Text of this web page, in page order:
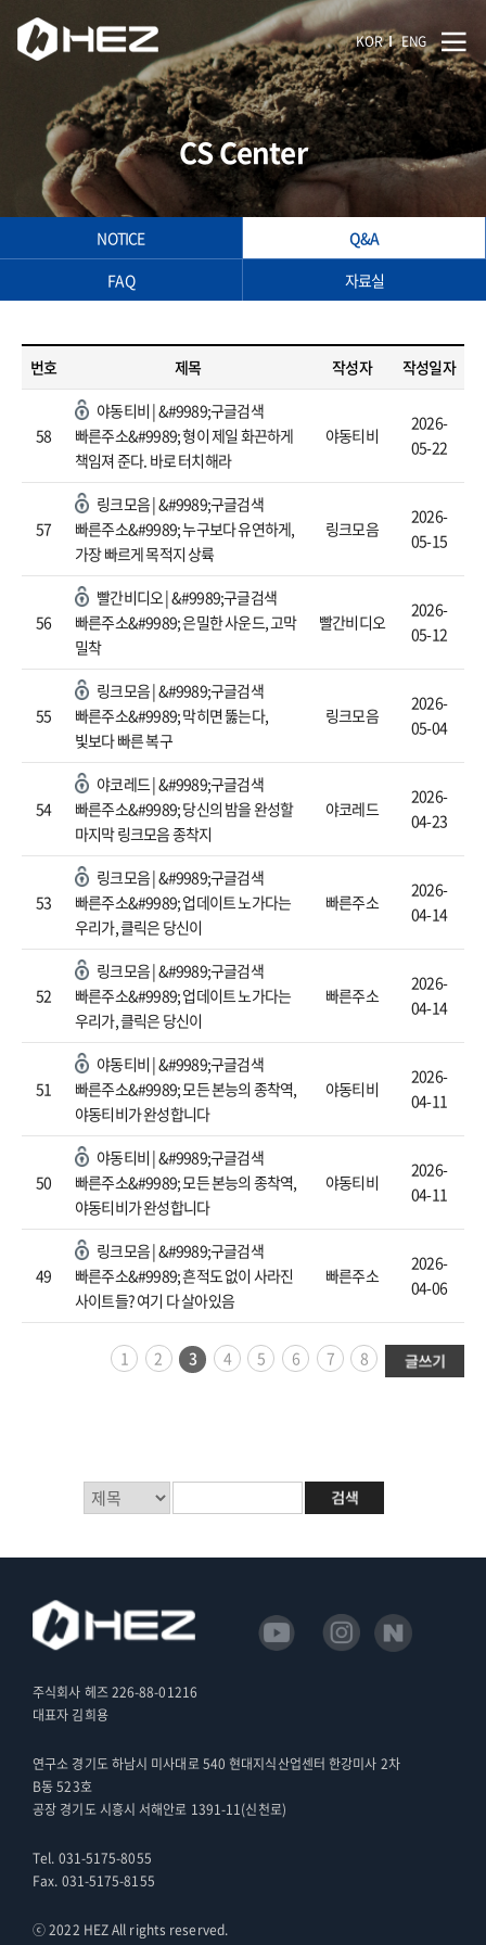
KOR ENG
CS Center
NOTICE
Q&A
FAQ
자료실
번호 제목 작성자 작성일자
58
야동티비 | &#9989;구글검색
빠른주소&#9989; 형이 제일 화끈하게
책임져 준다. 바로 터치해라
야동티비
2026-
05-22
57
링크모음 | &#9989;구글검색
빠른주소&#9989; 누구보다 유연하게,
가장 빠르게 목적지 상륙
링크모음
2026-
05-15
56
빨간비디오 | &#9989;구글검색
빠른주소&#9989; 은밀한 사운드, 고막
밀착
빨간비디오
2026-
05-12
55
링크모음 | &#9989;구글검색
빠른주소&#9989; 막히면 뚫는다,
빛보다 빠른 복구
링크모음
2026-
05-04
54
야코레드 | &#9989;구글검색
빠른주소&#9989; 당신의 밤을 완성할
마지막 링크모음 종착지
야코레드
2026-
04-23
53
링크모음 | &#9989;구글검색
빠른주소&#9989; 업데이트 노가다는
우리가, 클릭은 당신이
빠른주소
2026-
04-14
52
링크모음 | &#9989;구글검색
빠른주소&#9989; 업데이트 노가다는
우리가, 클릭은 당신이
빠른주소
2026-
04-14
51
야동티비 | &#9989;구글검색
빠른주소&#9989; 모든 본능의 종착역,
야동티비가 완성합니다
야동티비
2026-
04-11
50
야동티비 | &#9989;구글검색
빠른주소&#9989; 모든 본능의 종착역,
야동티비가 완성합니다
야동티비
2026-
04-11
49
링크모음 | &#9989;구글검색
빠른주소&#9989; 흔적도 없이 사라진
사이트들? 여기 다 살아있음
빠른주소
2026-
04-06
1 2 3 4 5 6 7 8
주식회사 헤즈 226-88-01216
대표자 김희용
연구소 경기도 하남시 미사대로 540 현대지식산업센터 한강미사 2차
B동 523호
공장 경기도 시흥시 서해안로 1391-11(신천로)
Tel. 031-5175-8055
Fax. 031-5175-8155
ⓒ 2022 HEZ All rights reserved.